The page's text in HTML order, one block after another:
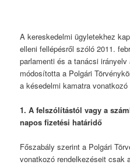
A kereskedelmi ügyletekhez
elleni fellépésről szóló 2011.
parlamenti és a tanácsi
módosította a Polgári
a késedelmi kamatra
1. A felszólítástól vagy a
napos fizetési határidő
Főszabály szerint a Polgári
vonatkozó rendelkezéseit csak